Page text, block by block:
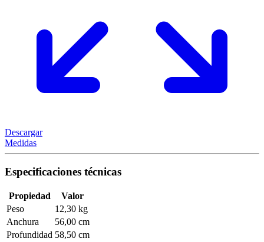
Descargar
Medidas
Especificaciones técnicas
Propiedad
Valor
Peso
12,30 kg
Anchura
56,00 cm
Profundidad 58,50 cm